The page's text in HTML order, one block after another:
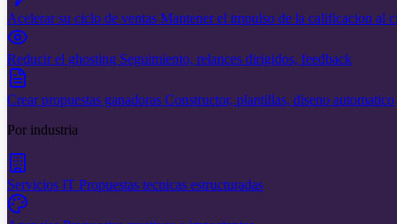
Acelerar su ciclo de ventas Mantener el impulso de la calificacion al
Reducir el ghosting Seguimiento, relances dirigidos, feedback
Crear propuestas ganadoras Constructor, plantillas, diseno automatico
Por industria
Servicios IT Propuestas tecnicas estructuradas